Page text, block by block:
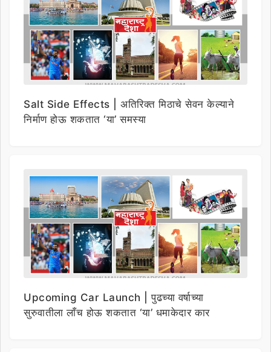
Salt Side Effects | अतिरिक्त मिठाचे सेवन केल्याने
निर्माण होऊ शकतात ‘या’ समस्या
Upcoming Car Launch | पुढच्या वर्षाच्या
सुरुवातीला लाँच होऊ शकतात ‘या’ धमाकेदार कार